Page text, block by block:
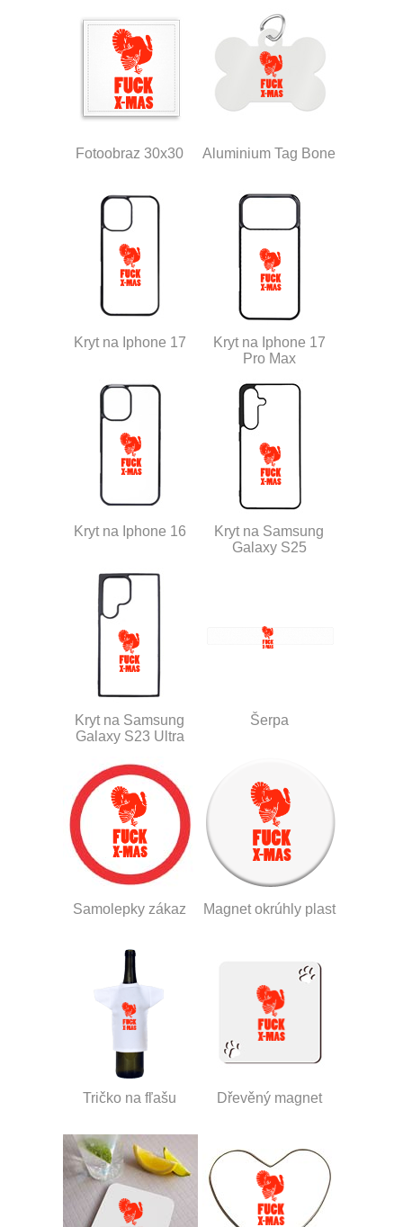
Fotoobraz 30x30 Aluminium Tag Bone
Kryt na Iphone 17
Kryt na Iphone 17
Pro Max
Kryt na Iphone 16
Kryt na Samsung
Galaxy S25
Kryt na Samsung
Galaxy S23 Ultra
Šerpa
Samolepky zákaz Magnet okrúhly plast
Tričko na fľašu Dřevěný magnet